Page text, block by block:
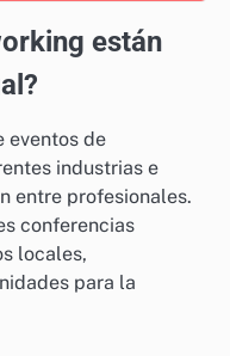
están
eventos de
industrias e
entre profesionales.
conferencias
locales,
para la